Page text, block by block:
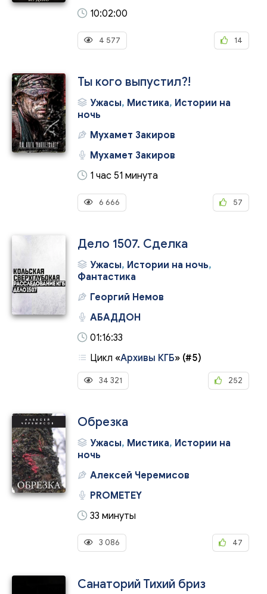
10:02:00
4 577 14
Ты кого выпустил?!
Ужасы, Мистика, Истории на
ночь
Мухамет Закиров
Мухамет Закиров
1 час 51 минута
6 666 57
Дело 1507. Сделка
Ужасы, Истории на ночь,
Фантастика
Георгий Немов
АБАДДОН
01:16:33
Цикл «Архивы КГБ» (#5)
34 321 252
Обрезка
Ужасы, Мистика, Истории на
ночь
Алексей Черемисов
PROMETEY
33 минуты
3 086 47
Санаторий Тихий бриз